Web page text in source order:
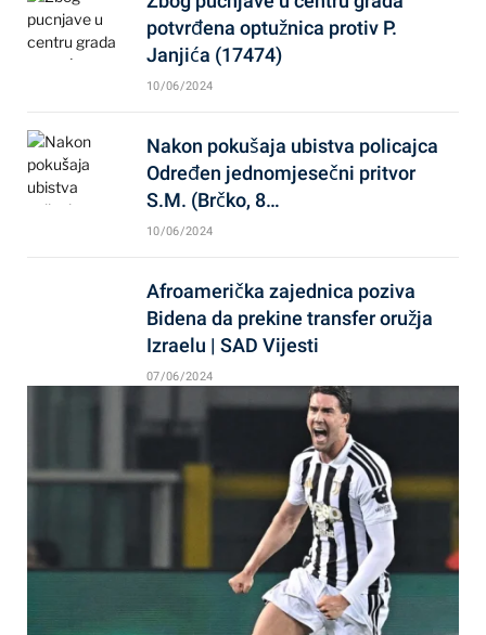
potvrđena optužnica protiv P.
Janjića (17474)
10/06/2024
Nakon pokušaja ubistva policajca
Određen jednomjesečni pritvor
S.M. (Brčko, 8…
10/06/2024
Afroamerička zajednica poziva
Bidena da prekine transfer oružja
Izraelu | SAD Vijesti
07/06/2024